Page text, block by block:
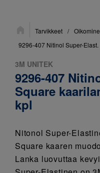
Sijainti:Tarvikkeet /
9296-407 Nitinol Super-
3M UNITEK
9296-407
Square
kpl
Nitonol Super-
Square kaaren
Lanka luovuttaa